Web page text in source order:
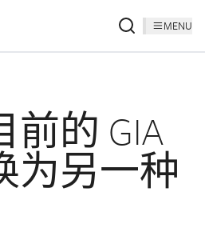
MENU
的 GIA
为另一种